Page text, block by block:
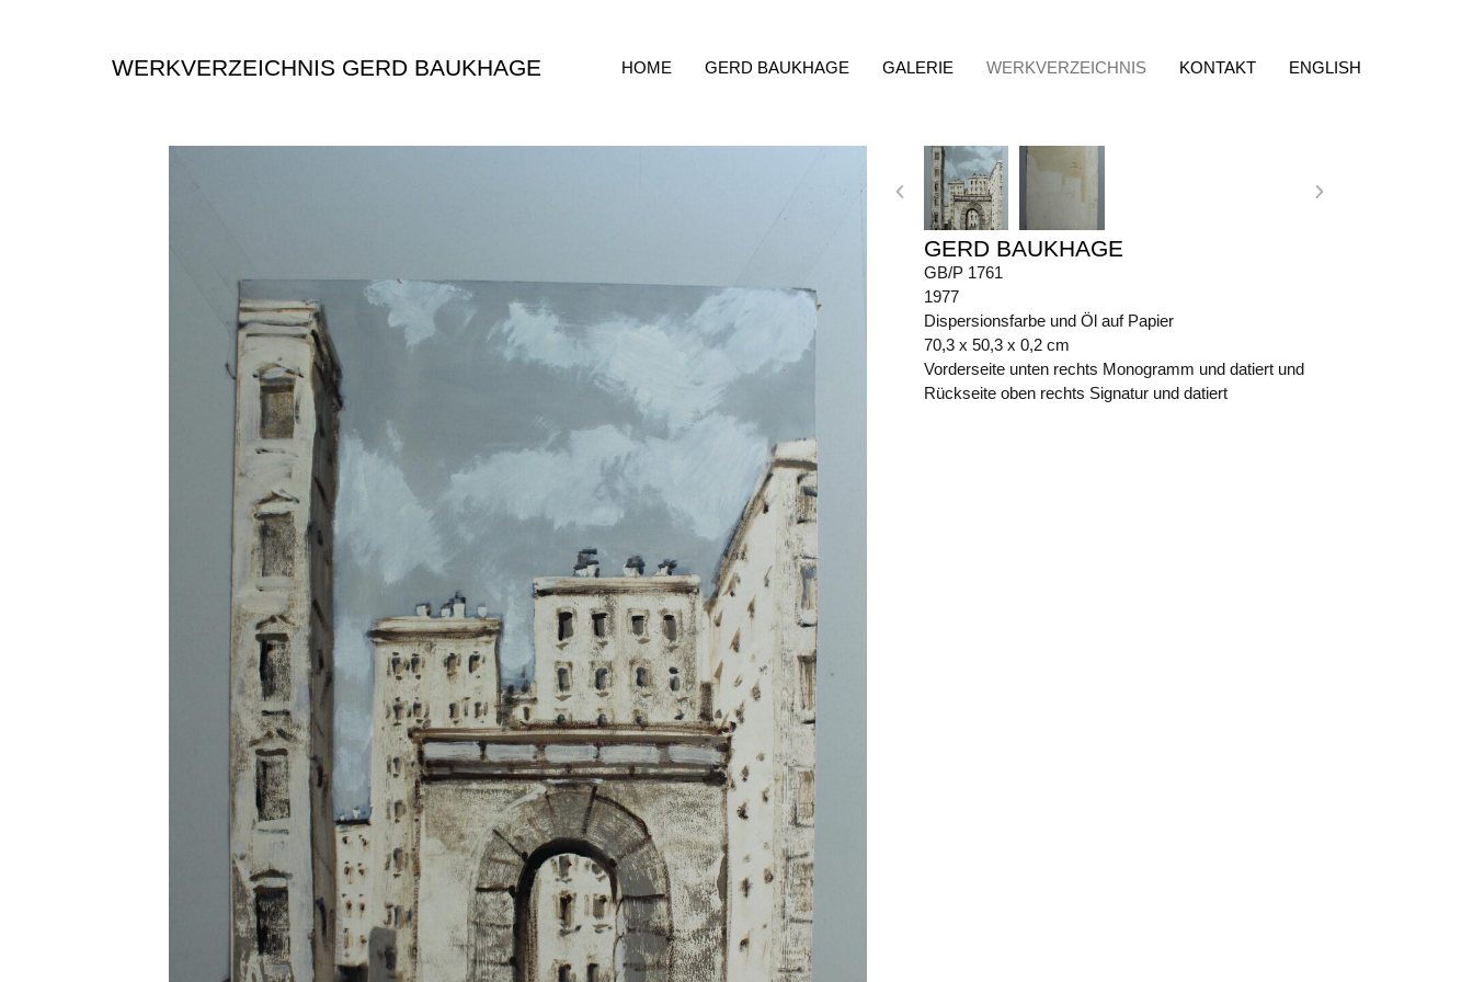
WERKVERZEICHNIS GERD BAUKHAGE HOME GERD BAUKHAGE GALERIE WERKVERZEICHNIS KONTAKT ENGLISH
GERD BAUKHAGE
GB/P 1761
1977
Dispersionsfarbe und Öl auf Papier
70,3 x 50,3 x 0,2 cm
Vorderseite unten rechts Monogramm und datiert und
Rückseite oben rechts Signatur und datiert